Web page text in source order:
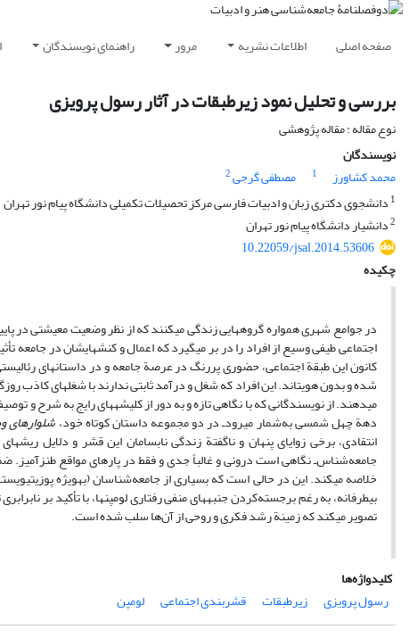
صفحه اصلی اطلاعات نشریه مرور راهنمای نویسندگان
بررسی و تحلیل نمود زیرطبقات در آثار رسول پرویزی
نوع مقاله : مقاله پژوهشی
نویسندگان
محمد کشاورز
1 مصطفی گرجی2
1 دانشجوی دکتری زبان و ادبیات فارسی مرکز تحصیلات تکمیلی دانشگاه پیام نور تهران
2دانشیار دانشگاه پیام نور تهران
10.22059/jsal.2014.53606
چکیده
اجتماعی طیفی وسیع از افراد را در بر می‏گیرد که اعمال و کنش‏هایشان در جامعه
کانون این طبقة اجتماعی،‏ حضوری پررنگ در عرصة جامعه و در داستان‏های
شده و بدون هویت‏اند. این افراد که شغل و درآمد ثابتی ندارند با شغل‏های کاذب
می‏دهند. از نویسندگانی که با نگاهی تازه و به دور از کلیشه‏های رایج به شرح و
دهة چهل شمسی به‌شمار می‏رودـ در دو مجموعه‌ داستان کوتاه خود،شلوارهای
انتقادی، برخی زوایای پنهان و ناگفتة زندگی نابسامان این قشر و دلایل
جامعه‌شناس‌ـ نگاهی است درونی و غالباً جدی و فقط در پاره‏ای مواقع طنز‏آمیز.
خلاصه می‏کند. این در حالی است که بسیاری از جامعه‌شناسان (به‏ویژه
بی‏طرفانه، به ‏رغم برجسته‌کردن جنبه‏های منفی رفتاری لومپن‏ها، با تأکید بر
تصویر می‏کند که زمینة رشد فکری و روحی از آن‌ها سلب شده است.
کلیدواژه‌ها
رسول پرویزی
زیرطبقات قشربندی اجتماعی لومپن